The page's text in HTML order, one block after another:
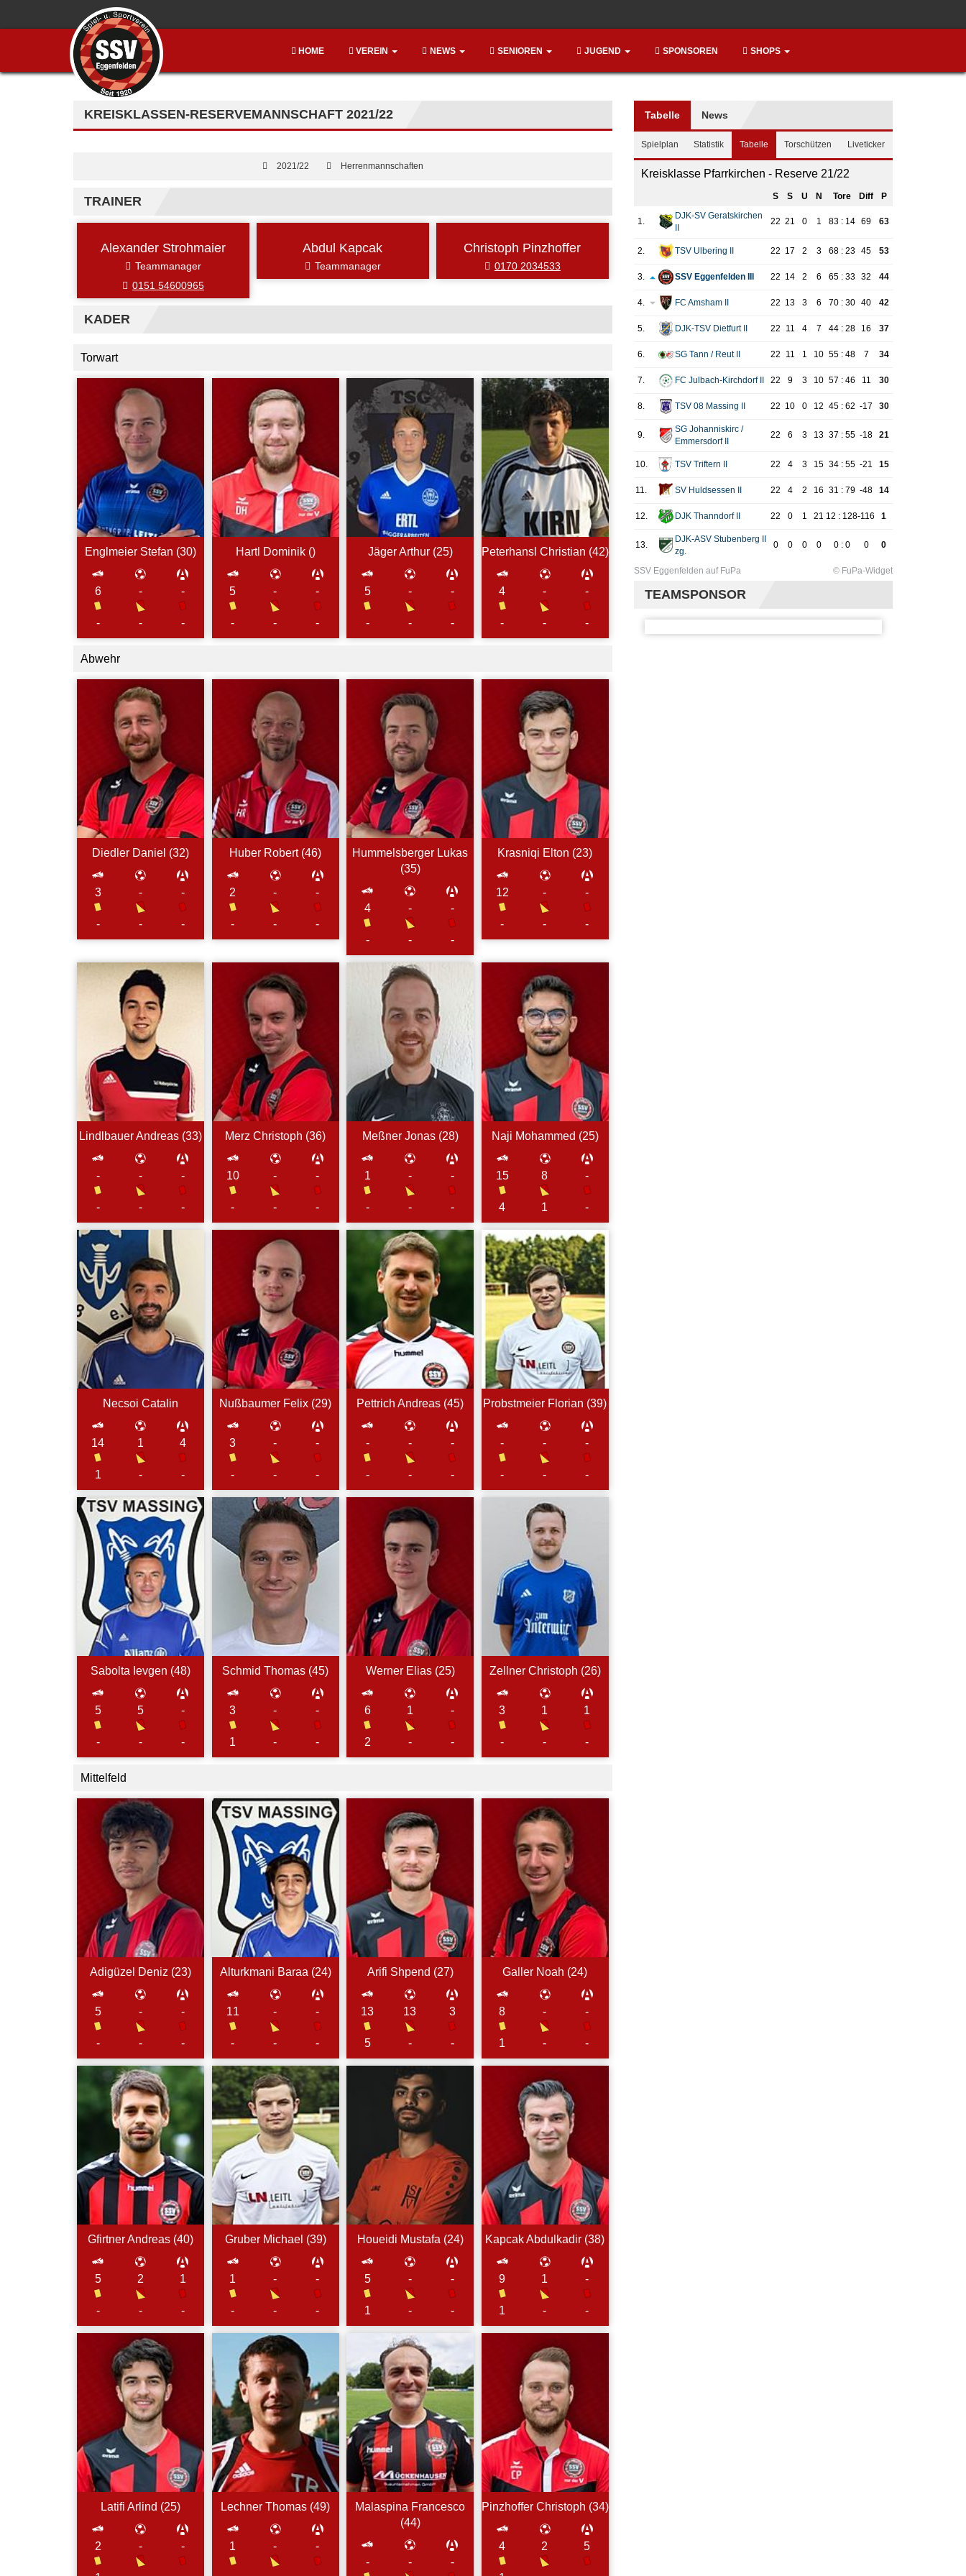
HOME VEREIN NEWS SENIOREN JUGEND SPONSOREN SHOPS
KREISKLASSEN-RESERVEMANNSCHAFT 2021/22
2021/22 Herrenmannschaften
TRAINER
Alexander Strohmaier
Teammanager
0151 54600965
Abdul Kapcak
Teammanager
Christoph Pinzhoffer
0170 2034533
KADER
Torwart
Englmeier Stefan (30)
6 - -
- - -
Hartl Dominik ()
5 - -
- - -
JägerArthur (25)
5 - -
- - -
Peterhansl Christian (42)
4 - -
- - -
Abwehr
Diedler Daniel (32)
3 - -
- - -
Huber Robert (46)
2 - -
- - -
Hummelsberger Lukas
(35)
4 - -
- - -
Krasniqi Elton (23)
12 - -
- - -
LindlbauerAndreas (33)
- - -
- - -
Merz Christoph (36)
10 - -
- - -
MeßnerJonas (28)
1 - -
- - -
Naji Mohammed (25)
15 8 -
4 1 -
Necsoi Catalin
14 1 4
1 - -
Nußbaumer Felix (29)
3 - -
- - -
Pettrich Andreas (45)
- - -
- - -
Probstmeier Florian (39)
- - -
- - -
Sabolta Ievgen (48)
5 5 -
- - -
Schmid Thomas (45)
3 - -
1 - -
WernerElias (25)
6 1 -
2 - -
ZellnerChristoph (26)
3 1 1
- - -
Mittelfeld
Adigüzel Deniz (23)
5 - -
- - -
Alturkmani Baraa (24)
11 - -
- - -
Arifi Shpend (27)
13 13 3
5 - -
Galler Noah (24)
8 - -
1 - -
GfirtnerAndreas (40)
5 2 1
- - -
GruberMichael (39)
1 - -
- - -
Houeidi Mustafa (24)
5 - -
1 - -
KapcakAbdulkadir (38)
9 1 -
1 - -
Latifi Arlind (25)
2 - -
Lechner Thomas (49)
1 - -
Malaspina Francesco
(44)
- - -
PinzhofferChristoph (34)
4 2 5
Tabelle News
Spielplan Statistik Tabelle Torschützen Liveticker
Kreisklasse Pfarrkirchen - Reserve 21/22
S S U N Tore Diff P
1.
DJK-SV Geratskirchen
22 21 0 1 83 : 14 69 63
2. TSV Ulbering II 22 17 2 3 68 : 23 45 53
3. SSV Eggenfelden III 22 14 2 6 65 : 33 32 44
4. FC Amsham II 22 13 3 6 70 : 30 40 42
5. DJK-TSV Dietfurt II 22 11 4 7 44 : 28 16 37
6. SG Tann / Reut II 22 11 1 10 55 : 48 7 34
7. FC Julbach-Kirchdorf II 22 9 3 10 57 : 46 11 30
8. TSV 08 Massing II 22 10 0 12 45 : 62 -17 30
9.
SG Johanniskirc /
Emmersdorf II
22 6 3 13 37 : 55 -18 21
10. TSV Triftern II 22 4 3 15 34 : 55 -21 15
11. SV Huldsessen II 22 4 2 16 31 : 79 -48 14
12. DJK Thanndorf II 22 0 1 21 12 : 128-116 1
13.
DJK-ASV Stubenberg II
zg.
0 0 0 0 0 : 0 0 0
SSV Eggenfelden auf FuPa © FuPa-Widget
TEAMSPONSOR